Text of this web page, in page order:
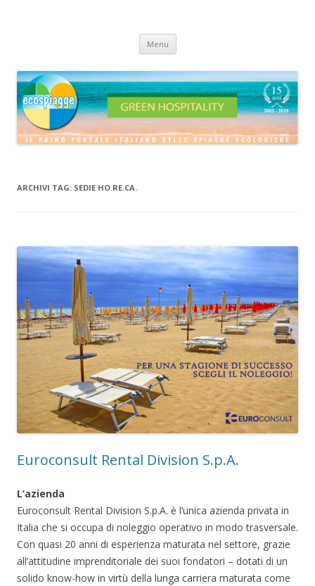
Menu Vai
contenuto
ARCHIVI TAG: SEDIE HO.RE.CA.
Euroconsult Rental Division S.p.A.
L’azienda
Euroconsult Rental Division S.p.A. è l’unica azienda privata in
Italia che si occupa di noleggio operativo in modo trasversale.
Con quasi 20 anni di esperienza maturata nel settore, grazie
all’attitudine imprenditoriale dei suoi fondatori – dotati di un
solido know-how in virtù della lunga carriera maturata come